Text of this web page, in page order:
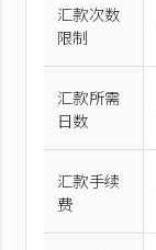
汇款次数
限制
汇款所需
日数
汇款手续
费